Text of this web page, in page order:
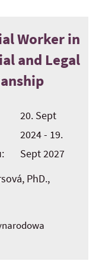
Worker in
and Legal
20. Sept
2024 - 19.
Sept 2027
PhD.,